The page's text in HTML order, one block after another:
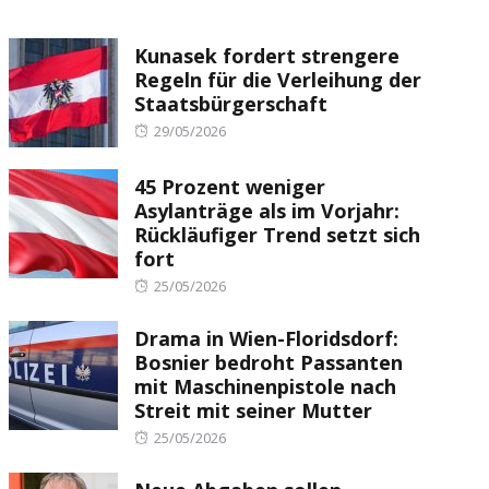
Kunasek fordert strengere
Regeln für die Verleihung der
Staatsbürgerschaft
Posted
29/05/2026
45 Prozent weniger
Asylanträge als im Vorjahr:
Rückläufiger Trend setzt sich
fort
Posted
25/05/2026
Drama in Wien-Floridsdorf:
Bosnier bedroht Passanten
mit Maschinenpistole nach
Streit mit seiner Mutter
Posted
25/05/2026